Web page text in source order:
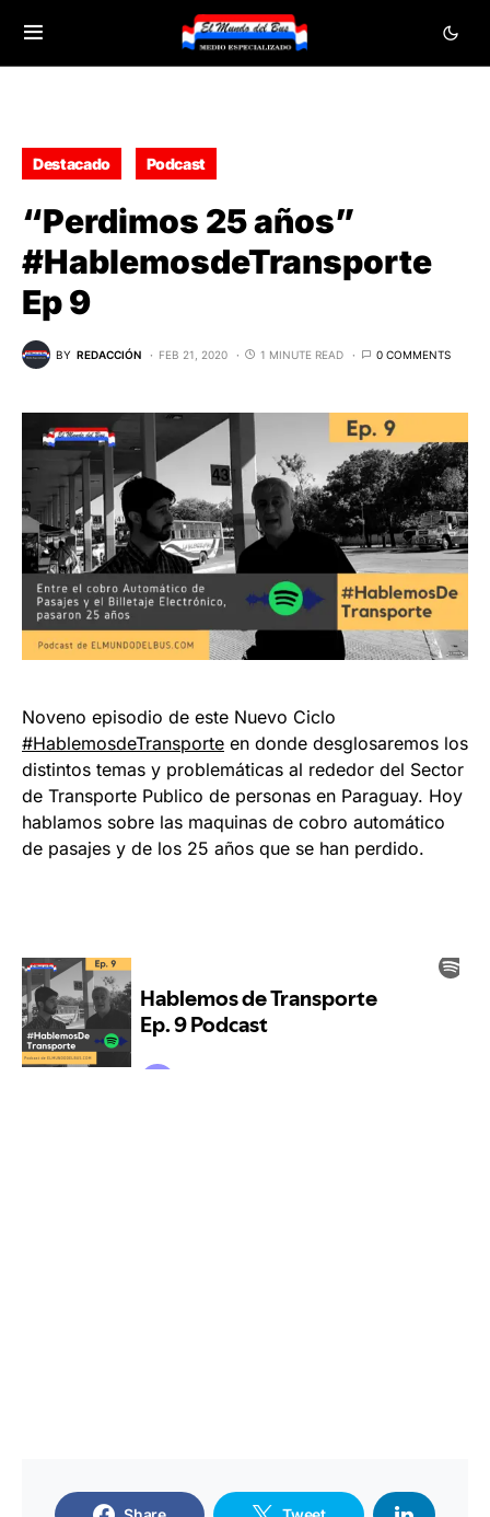
Destacado Podcast
“Perdimos 25 años”
#HablemosdeTransporte
Ep 9
BY REDACCIÓN FEB 21, 2020 1 MINUTE READ 0 COMMENTS
Noveno episodio de este Nuevo Ciclo
#HablemosdeTransporte en donde desglosaremos los
distintos temas y problemáticas al rededor del Sector
de Transporte Publico de personas en Paraguay. Hoy
hablamos sobre las maquinas de cobro automático
de pasajes y de los 25 años que se han perdido.